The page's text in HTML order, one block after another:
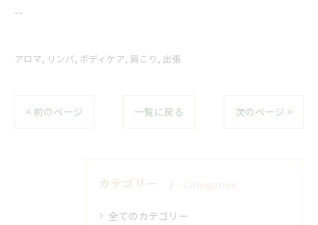
--
アロマ リンパ ボディケア 肩こり 出張
< 前のページ 一覧に戻る 次のページ >
カテゴリー Categories
全てのカテゴリー